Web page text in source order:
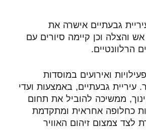
גבעתיים אישרה את
והצלה וכן קיימה סיורים עם
הרלוונטיים.
ואירועים במוסדות
עיריית גבעתיים, באמצעות ועדי
ממשיכה להוביל את תחום
כחלופה אחראית ומתקדמת
לצד צמצום זיהום האוויר